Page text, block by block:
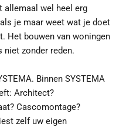
allemaal wel heel erg
je maar weet wat je doet
Het bouwen van woningen
niet zonder reden.
Binnen SYSTEMA
Architect?
Cascomontage?
zelf uw eigen